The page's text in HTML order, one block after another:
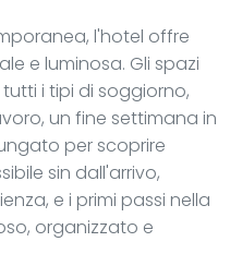
l'hotel offre
e luminosa. Gli spazi
i tipi di soggiorno,
un fine settimana in
per scoprire
sin dall'arrivo,
e i primi passi nella
organizzato e